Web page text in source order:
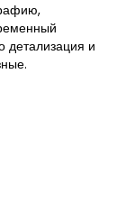
детализация и